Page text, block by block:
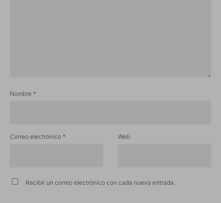
Nombre *
Correo electrónico * Web
Recibir un correo electrónico con cada nueva entrada.